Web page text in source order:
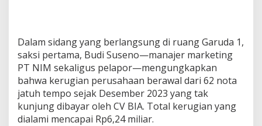
i
a
r
T
e
r
d
a
Dalam sidang yang berlangsung di ruang Garuda 1,
saksi pertama, Budi Suseno—manajer marketing
PT NIM sekaligus pelapor—mengungkapkan
bahwa kerugian perusahaan berawal dari 62 nota
jatuh tempo sejak Desember 2023 yang tak
kunjung dibayar oleh CV BIA. Total kerugian yang
dialami mencapai Rp6,24 miliar.